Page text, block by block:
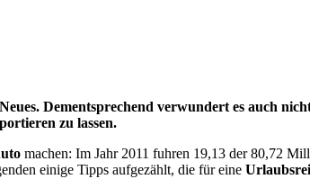
Dementsprechend verwundert es auch
zu lassen.
machen: Im Jahr 2011 fuhren 19,13 der 80,72
einige Tipps aufgezählt, die für eine